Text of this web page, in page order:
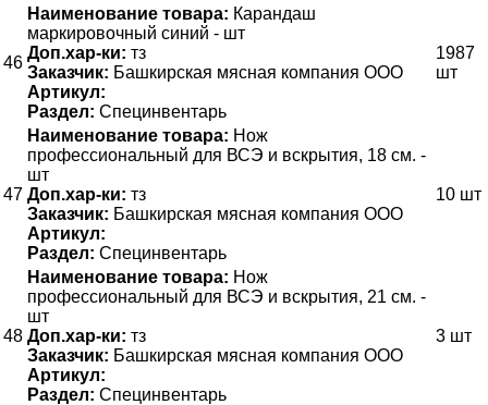
46
Наименование товара: Карандаш
маркировочный синий - шт
Доп.хар-ки: тз
Заказчик: Башкирская мясная компания ООО
Артикул:
Раздел: Специнвентарь
1987
шт
47
Наименование товара: Нож
профессиональный для ВСЭ и вскрытия, 18 см. -
шт
Доп.хар-ки: тз
Заказчик: Башкирская мясная компания ООО
Артикул:
Раздел: Специнвентарь
10 шт
48
Наименование товара: Нож
профессиональный для ВСЭ и вскрытия, 21 см. -
шт
Доп.хар-ки: тз
Заказчик: Башкирская мясная компания ООО
Артикул:
Раздел: Специнвентарь
3 шт